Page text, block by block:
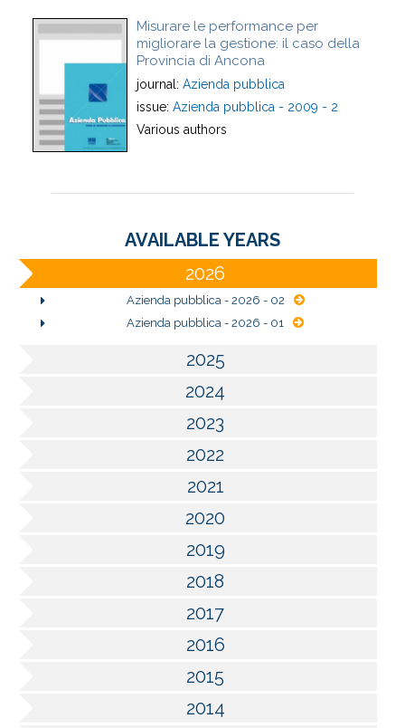
Misurare le performance per
migliorare la gestione: il caso della
Provincia di Ancona
journal: Azienda pubblica
issue: Azienda pubblica - 2009 - 2
Various authors
AVAILABLE YEARS
2026
Azienda pubblica - 2026 - 02
Azienda pubblica - 2026 - 01
2025
2024
2023
2022
2021
2020
2019
2018
2017
2016
2015
2014